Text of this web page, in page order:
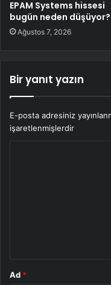
EPAM Systems hissesi
bugün neden düşüyor?
Ağustos 7, 2026
Bir yanıt yazın
E-posta adresiniz
işaretlenmişlerdir
Ad *